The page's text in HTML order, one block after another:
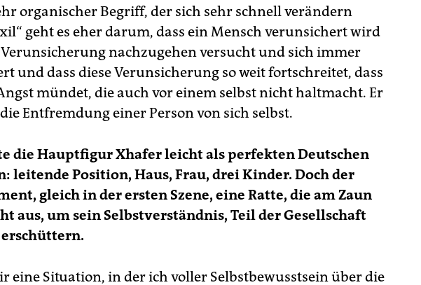
organischer Begriff, der sich sehr schnell verändern
geht es eher darum, dass ein Mensch verunsichert wird
nachzugehen versucht und sich immer
und dass diese Verunsicherung so weit fortschreitet, dass
mündet, die auch vor einem selbst nicht haltmacht. Er
Entfremdung einer Person von sich selbst.
die Hauptfigur Xhafer leicht als perfekten Deutschen
leitende Position, Haus, Frau, drei Kinder. Doch der
gleich in der ersten Szene, eine Ratte, die am Zaun
aus, um sein Selbstverständnis, Teil der Gesellschaft
erschüttern.
eine Situation, in der ich voller Selbstbewusstsein über die